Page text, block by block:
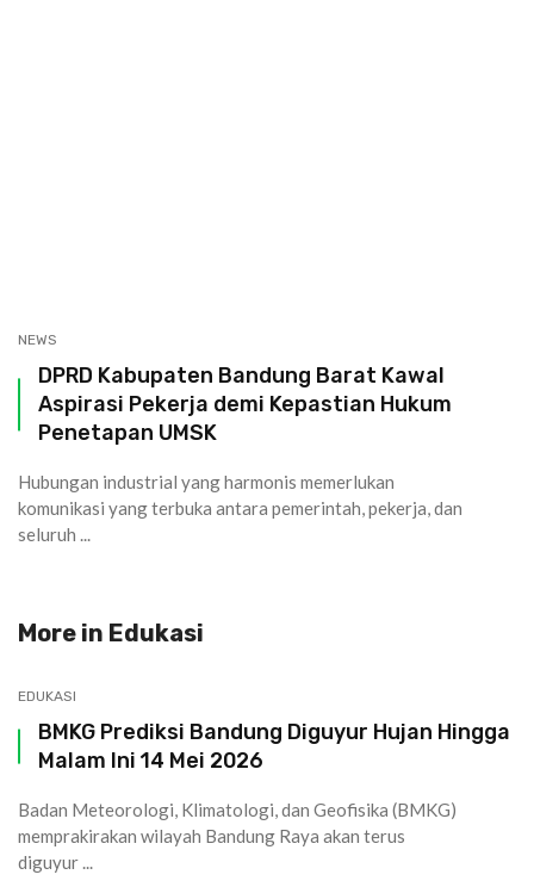
NEWS
DPRD Kabupaten Bandung Barat Kawal
Aspirasi Pekerja demi Kepastian Hukum
Penetapan UMSK
Hubungan industrial yang harmonis memerlukan
komunikasi yang terbuka antara pemerintah, pekerja, dan
seluruh ...
More in Edukasi
EDUKASI
BMKG Prediksi Bandung Diguyur Hujan Hingga
Malam Ini 14 Mei 2026
Badan Meteorologi, Klimatologi, dan Geofisika (BMKG)
memprakirakan wilayah Bandung Raya akan terus
diguyur ...